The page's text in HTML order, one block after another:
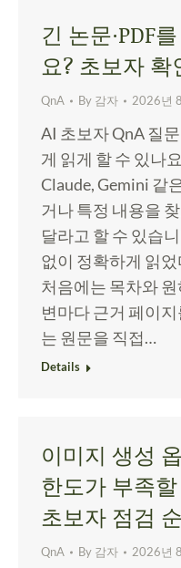
긴 논문·PDF
요? 초보자 확
QnA By 감자 2026년
AI 초보자 QnA 질
게 읽게 할 수 있나
Claude, Gemini 같
거나 특정 내용을
달라고 할 수 있습
없이 정확하게 읽
처음에는 목차와
변마다 근거 페이
는 원문을 직접…
Details
이미지 생성
한도가 부족
초보자 점검
QnA By 감자 2026년